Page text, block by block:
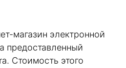
магазин электронной
предоставленный
Стоимость этого